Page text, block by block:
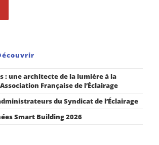
: une architecte de la lumière à la
Française de l’Éclairage
du Syndicat de l’Éclairage
Smart Building 2026